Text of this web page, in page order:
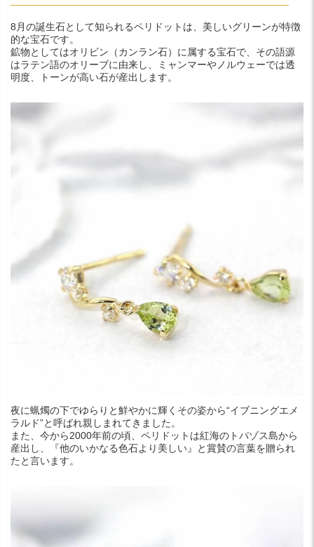
8月の誕生石として知られるペリドットは、美しいグリーンが特徴
的な宝石です。
鉱物としてはオリビン（カンラン石）に属する宝石で、その語源
はラテン語のオリーブに由来し、ミャンマーやノルウェーでは透
明度、トーンが高い石が産出します。
夜に蝋燭の下でゆらりと鮮やかに輝くその姿から“イブニングエメ
ラルド”と呼ばれ親しまれてきました。
また、今から2000年前の頃、ペリドットは紅海のトパゾス島から
産出し、『他のいかなる色石より美しい』と賞賛の言葉を贈られ
たと言います。